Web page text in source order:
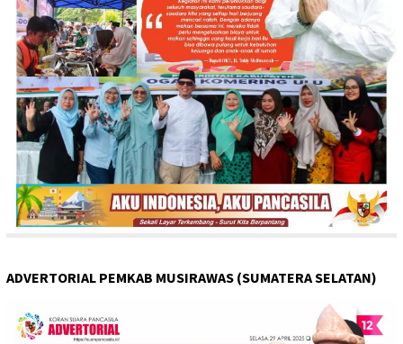
ADVERTORIAL PEMKAB MUSIRAWAS (SUMATERA SELATAN)